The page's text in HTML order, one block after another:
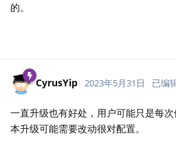
的。
CyrusYip 2023年5月31日 已编
一直升级也有好处，用户可能只是每
本升级可能需要改动很对配置。